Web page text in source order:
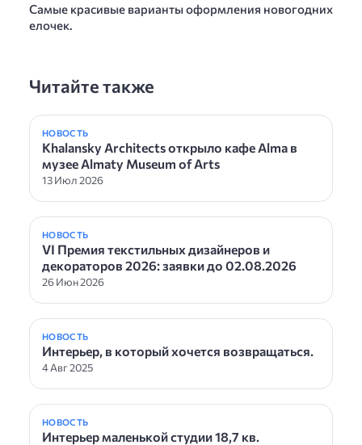
Самые красивые варианты оформления новогодних
елочек.
Читайте также
НОВОСТЬ
Khalansky Architects открыло кафе Alma в
музее Almaty Museum of Arts
13 Июл 2026
НОВОСТЬ
VI Премия текстильных дизайнеров и
декораторов 2026: заявки до 02.08.2026
26 Июн 2026
НОВОСТЬ
Интерьер, в который хочется возвращаться.
4 Авг 2025
НОВОСТЬ
Интерьер маленькой студии 18,7 кв.